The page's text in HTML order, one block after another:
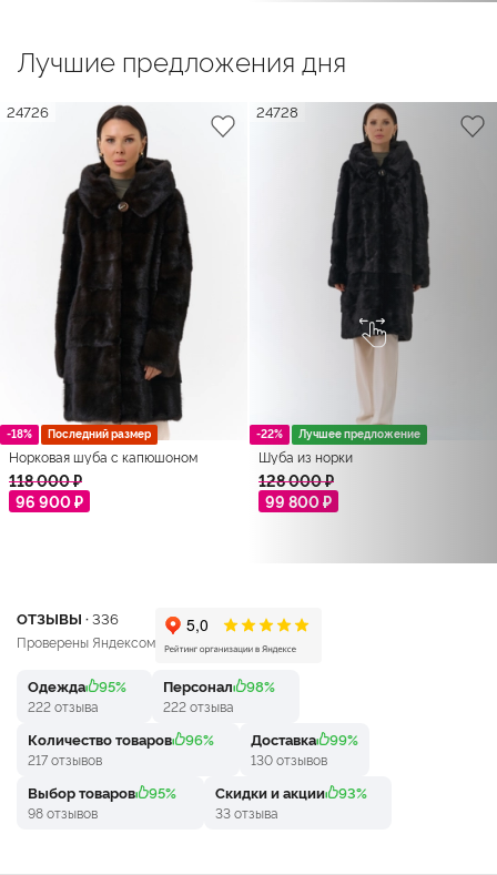
Лучшие предложения дня
-18% Последний размер
24726
Норковая шуба с капюшоном
118 000 ₽
96 900 ₽
-22% Лучшее предложение
24728
Шуба из норки
128 000 ₽
99 800 ₽
ОТЗЫВЫ ·336
Проверены Яндексом
Одежда 95%
222 отзыва
Персонал 98%
222 отзыва
Количество товаров 96%
217 отзывов
Доставка 99%
130 отзывов
Выбор товаров 95%
98 отзывов
Скидки и акции 93%
33 отзыва